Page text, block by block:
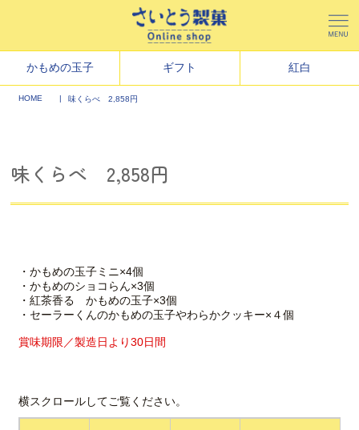
かもめの玉子 ギフト 紅白
HOME 味くらべ 2,858円
味くらべ 2,858円
・かもめの玉子ミニ×4個
・かもめのショコらん×3個
・紅茶香る かもめの玉子×3個
・セーラーくんのかもめの玉子やわらかクッキー×４個
賞味期限／製造日より30日間